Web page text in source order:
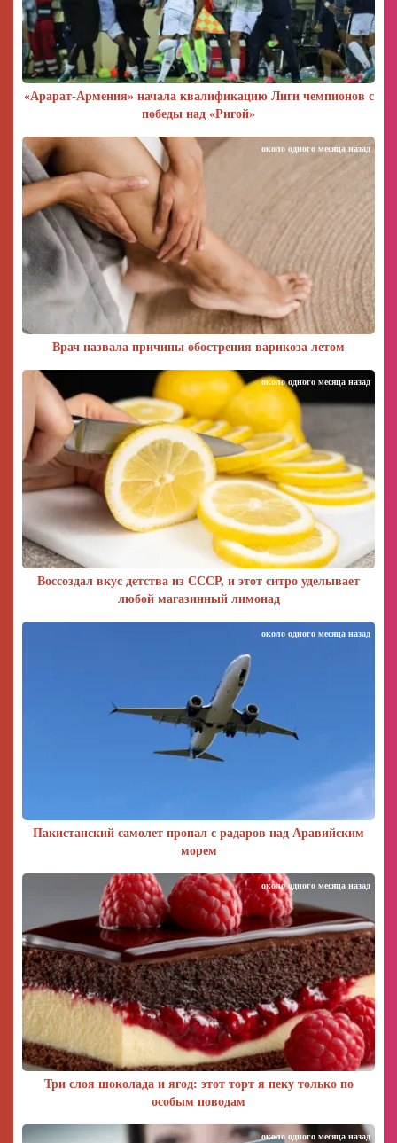
«Арарат‑Армения» начала квалификацию Лиги чемпионов с
победы над «Ригой»
Врач назвала причины обострения варикоза летом
около одного месяца назад
Воссоздал вкус детства из СССР, и этот ситро уделывает
любой магазинный лимонад
около одного месяца назад
Пакистанский самолет пропал с радаров над Аравийским
морем
около одного месяца назад
Три слоя шоколада и ягод: этот торт я пеку только по
особым поводам
около одного месяца назад
около одного месяца назад